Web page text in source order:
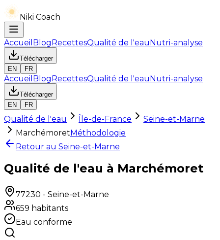
Niki Coach
Accueil BlogRecettesQualité de l'eauNutri-analyse
Télécharger
EN
FR
Accueil BlogRecettesQualité de l'eauNutri-analyse
Télécharger
EN
FR
Qualité de l'eau Île-de-France
Seine-et-Marne
MarchémoretMéthodologie
Retour au Seine-et-Marne
Qualité de l'eau à Marchémoret
77230 - Seine-et-Marne
659 habitants
Eau conforme